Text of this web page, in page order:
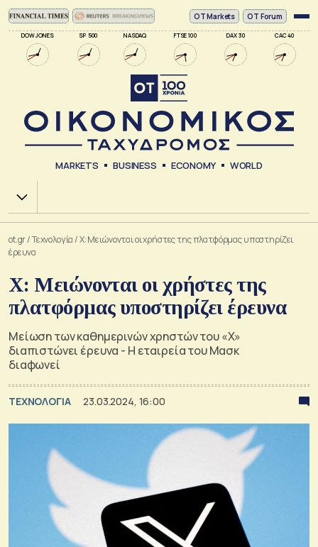
DOW JONES SP 500 NASDAQ FTSE 100 DAX 30 CAC 40
ΟΤ Markets OT Forum
MARKETS BUSINESS ECONOMY WORLD
Χ.Α.
ot.gr/Τεχνολογία /X: Μειώνονται οι χρήστες της πλατφόρμας υποστηρίζει
έρευνα
X: Μειώνονται οι χρήστες της
πλατφόρμας υποστηρίζει έρευνα
Μείωση των καθημερινών χρηστών του «Χ»
διαπιστώνει έρευνα - Η εταιρεία του Μασκ
διαφωνεί
ΤΕΧΝΟΛΟΓΙΑ 23.03.2024, 16:00